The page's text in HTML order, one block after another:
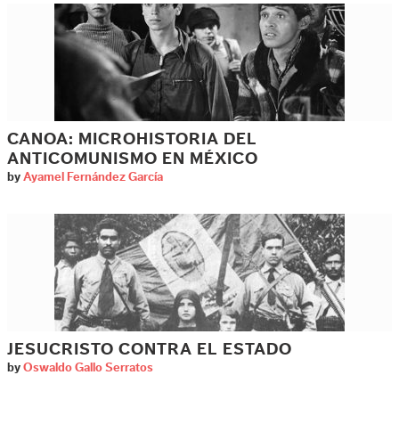
CANOA: MICROHISTORIA DEL
ANTICOMUNISMO EN MÉXICO
by Ayamel Fernández García
JESUCRISTO CONTRA EL ESTADO
by Oswaldo Gallo Serratos